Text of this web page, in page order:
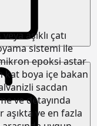
aşıklı çatı
sistemi ile
epoksi astar
kat boya içe bakan
sacdan
ve detayında
ve en fazla